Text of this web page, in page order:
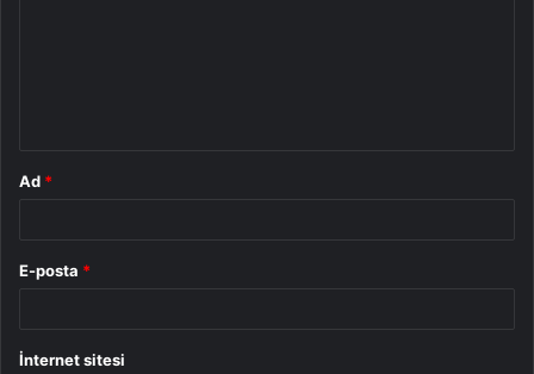
Ad *
E-posta *
İnternet sitesi